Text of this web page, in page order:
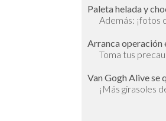
Paleta helada y
Además: ¡fotos
Arranca operación
Toma tus
Van Gogh Alive se
¡Más girasoles